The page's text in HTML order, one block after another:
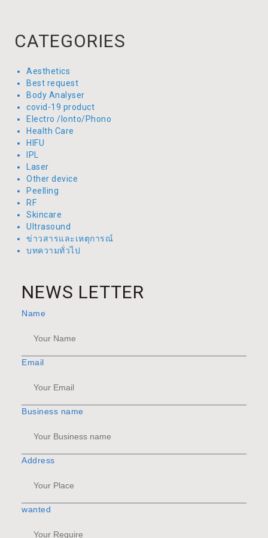
CATEGORIES
Aesthetics
Best request
Body Analyser
covid-19 product
Electro /Ionto/Phono
Health Care
HIFU
IPL
Laser
Other device
Peelling
RF
Skincare
Ultrasound
ข่าวสารและเหตุการณ์
บทความทั่วไป
NEWS LETTER
Name
Email
Business name
Address
wanted